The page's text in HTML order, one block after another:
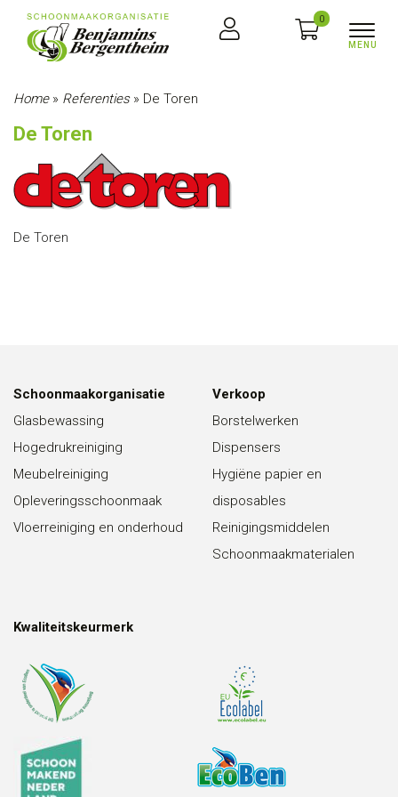
0
Home» Referenties» De Toren
De Toren
De Toren
Schoonmaakorganisatie
Glasbewassing
Hogedrukreiniging
Meubelreiniging
Opleveringsschoonmaak
Vloerreiniging en onderhoud
Verkoop
Borstelwerken
Dispensers
Hygiëne papier en
disposables
Reinigingsmiddelen
Schoonmaakmaterialen
Kwaliteitskeurmerk